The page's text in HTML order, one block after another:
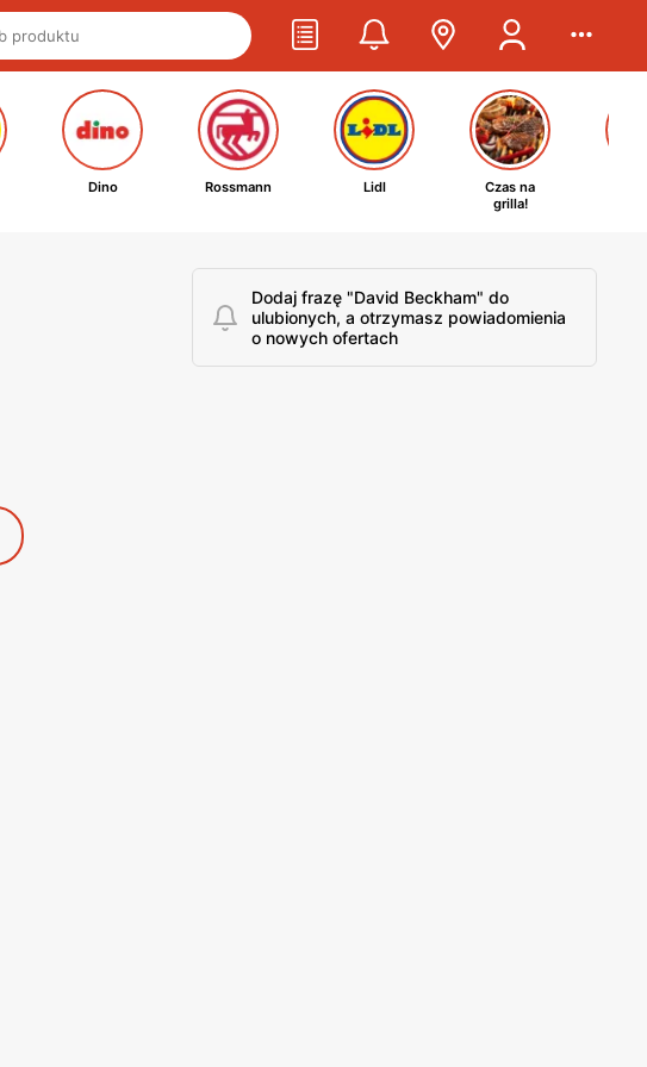
Dino Rossmann Lidl
Czas na
grilla!
Dodaj frazę "David Beckham" do
ulubionych, a otrzymasz powiadomienia
o nowych ofertach